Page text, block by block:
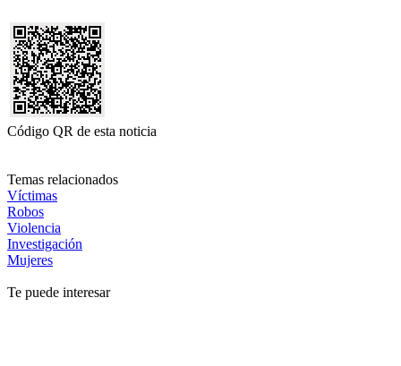
Código QR de esta noticia
Temas relacionados
Víctimas
Robos
Violencia
Investigación
Mujeres
Te puede interesar